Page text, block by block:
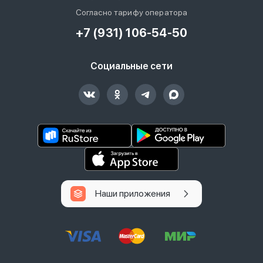
Согласно тарифу оператора
+7 (931) 106-54-50
Социальные сети
Наши приложения